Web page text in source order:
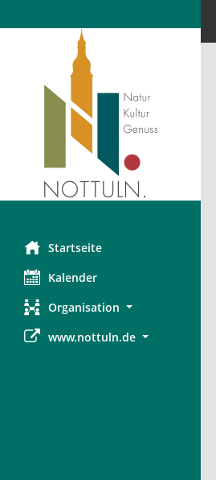
Startseite
Kalender
Organisation
www.nottuln.de